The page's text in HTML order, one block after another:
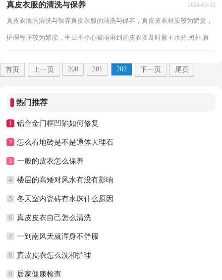
真皮衣服的清洗与保养 2024-03-12
真皮衣服的清洗与保养真皮衣服的清洗与保养，真皮皮衣材质较为娇贵，
护理程序较为繁琐，平日不小心被雨淋到的皮衣要及时擦干水分,另外,真
首页 上一页 200 201 202 下一页 尾页
热门推荐
1 铝合金门框凹陷如何修复
2 怎么看地砖是不是通体大理石
3 一般的皮衣怎么保养
4 楼层的高矮对风水有没有影响
5 冬天室内瓷砖有水珠什么原因
6 真皮皮衣自己怎么清洗
7 一到南风天就浑身不舒服
8 真皮皮衣怎么洗和护理
9 居家健康检查